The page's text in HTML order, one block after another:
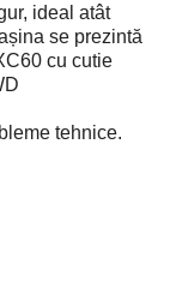
ideal atât
se prezintă
cu cutie
tehnice.